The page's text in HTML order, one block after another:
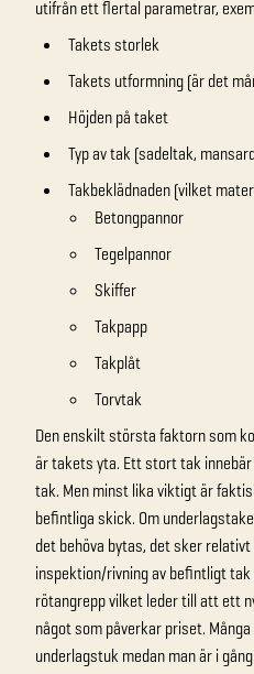
utifrån ett flertal parametrar,
Takets storlek
Takets utformning (är det
Höjden på taket
Typ av tak (sadeltak,
Takbeklädnaden (vilket
Betongpannor
Tegelpannor
Skiffer
Takpapp
Takplåt
Torvtak
Den enskilt största faktorn som
är takets yta. Ett stort tak
tak. Men minst lika viktigt är
befintliga skick. Om
det behöva bytas, det sker
inspektion/rivning av befintligt
rötangrepp vilket leder till att ett
något som påverkar priset.
underlagstuk medan man är i